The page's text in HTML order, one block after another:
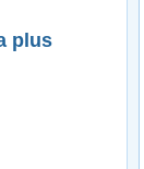
plus